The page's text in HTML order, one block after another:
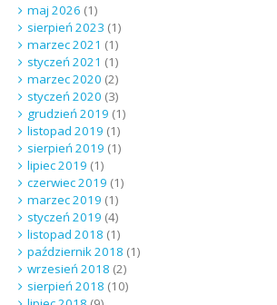
maj 2026 (1)
sierpień 2023 (1)
marzec 2021 (1)
styczeń 2021 (1)
marzec 2020 (2)
styczeń 2020 (3)
grudzień 2019 (1)
listopad 2019 (1)
sierpień 2019 (1)
lipiec 2019 (1)
czerwiec 2019 (1)
marzec 2019 (1)
styczeń 2019 (4)
listopad 2018 (1)
październik 2018 (1)
wrzesień 2018 (2)
sierpień 2018 (10)